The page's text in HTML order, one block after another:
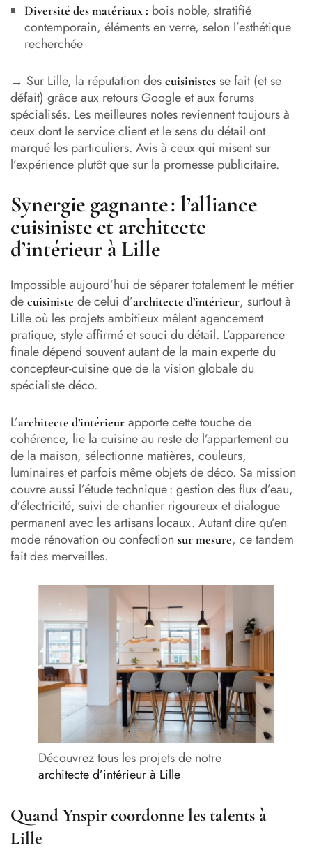
Diversité des matériaux : bois noble, stratifié
contemporain, éléments en verre, selon l’esthétique
recherchée
→ Sur Lille, la réputation des cuisinistes se fait (et se
défait) grâce aux retours Google et aux forums
spécialisés. Les meilleures notes reviennent toujours à
ceux dont le service client et le sens du détail ont
marqué les particuliers. Avis à ceux qui misent sur
l’expérience plutôt que sur la promesse publicitaire.
Synergie gagnante : l’alliance
cuisiniste et architecte
d’intérieur à Lille
Impossible aujourd’hui de séparer totalement le métier
de cuisiniste de celui d’architecte d’intérieur, surtout à
Lille où les projets ambitieux mêlent agencement
pratique, style affirmé et souci du détail. L’apparence
finale dépend souvent autant de la main experte du
concepteur-cuisine que de la vision globale du
spécialiste déco.
L’architecte d’intérieur apporte cette touche de
cohérence, lie la cuisine au reste de l’appartement ou
de la maison, sélectionne matières, couleurs,
luminaires et parfois même objets de déco. Sa mission
couvre aussi l’étude technique : gestion des flux d’eau,
d’électricité, suivi de chantier rigoureux et dialogue
permanent avec les artisans locaux. Autant dire qu’en
mode rénovation ou confection sur mesure, ce tandem
fait des merveilles.
Découvrez tous les projets de notre
architecte d’intérieur à Lille
Quand Ynspir coordonne les talents à
Lille